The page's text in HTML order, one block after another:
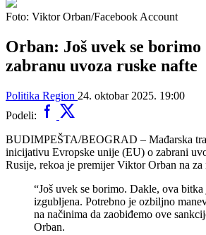
Foto: Viktor Orban/Facebook Account
Orban: Još uvek se borimo
zabranu uvoza ruske nafte
Politika Region 24. oktobar 2025. 19:00
Podeli:
BUDIMPEŠTA/BEOGRAD – Mađarska
inicijativu Evropske unije (EU) o zabrani
Rusije, rekoa je premijer Viktor Orban na za
“Još uvek se borimo. Dakle, ova
izgubljena. Potrebno je ozbiljno
na načinima da zaobiđemo ove
Orban.